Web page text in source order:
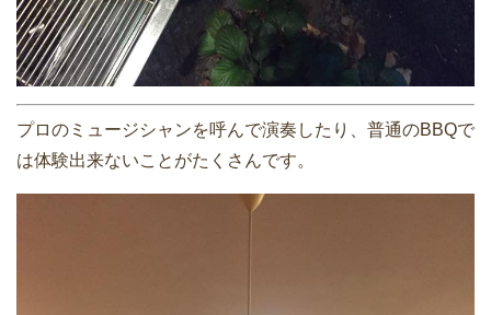
プロのミュージシャンを呼んで演奏したり、普通のBBQで
は体験出来ないことがたくさんです。